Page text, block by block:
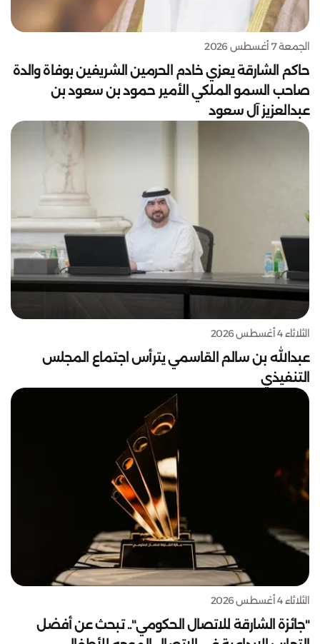
الجمعة 7 أغسطس 2026
حاكم الشارقة يعزي خادم الحرمين الشريفين بوفاة والدة
صاحب السمو الملكي الأمير حمود بن سعود بن
عبدالعزيز آل سعود
الثلاثاء 4 أغسطس 2026
عبدالله بن سالم القاسمي يترأس اجتماع المجلس
التنفيذي
الثلاثاء 4 أغسطس 2026
"جائزة الشارقة للاتصال الحكومي".. تبحث عن أفضل